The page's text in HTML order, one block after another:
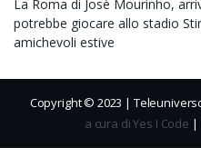
La Roma di Josè Mourinho,
potrebbe giocare allo stadio
amichevoli estive
Copyright © 2023 |
a cura di Yes I Code |